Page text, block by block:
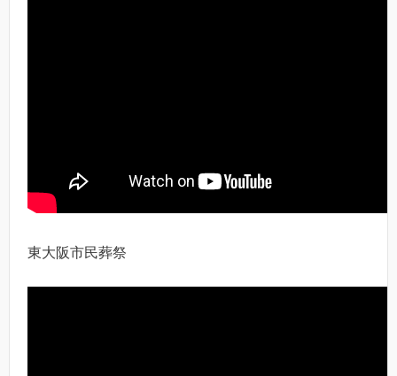
東大阪市民葬祭